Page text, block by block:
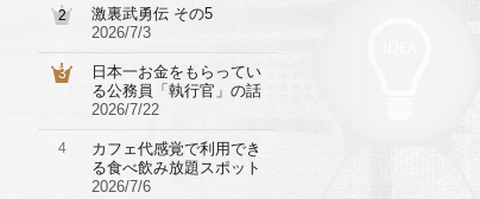
2
激裏武勇伝 その5
2026/7/3
3
日本一お金をもらってい
る公務員「執行官」の話
2026/7/22
4
カフェ代感覚で利用でき
る食べ飲み放題スポット
2026/7/6